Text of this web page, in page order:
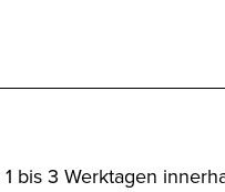
bis 3 Werktagen